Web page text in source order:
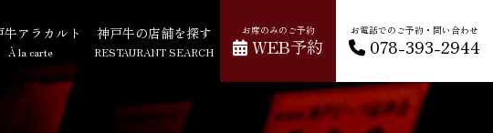
牛アラカルト
À la carte
神戸牛の店舗を探す
RESTAURANT SEARCH
お席のみのご予約
WEB予約
お電話でのご予約・問い合わせ
078-393-2944